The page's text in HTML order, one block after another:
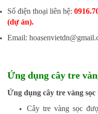
​Số điện thoại liên hệ:
(dự án).
Email:
Ứng dụng cây tre
Ứng dụng cây tre vàng
Cây tre vàng sọc